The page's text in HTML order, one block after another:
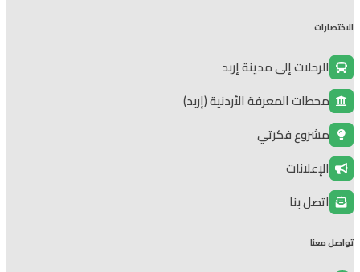
الاختصارات
الرحلات إلى مدينة إربد
محطات المعرفة الأردنية (إربد)
مشروع فكرتي
الإعلانات
اتصل بنا
تواصل معنا